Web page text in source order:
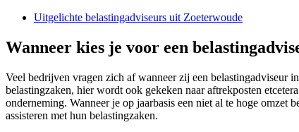
Uitgelichte belastingadviseurs uit Zoeterwoude
Wanneer kies je voor een
Veel bedrijven vragen zich af wanneer zij een belastingadviseur
belastingzaken, hier wordt ook gekeken naar aftrekposten
onderneming. Wanneer je op jaarbasis een niet al te hoge
assisteren met hun belastingzaken.